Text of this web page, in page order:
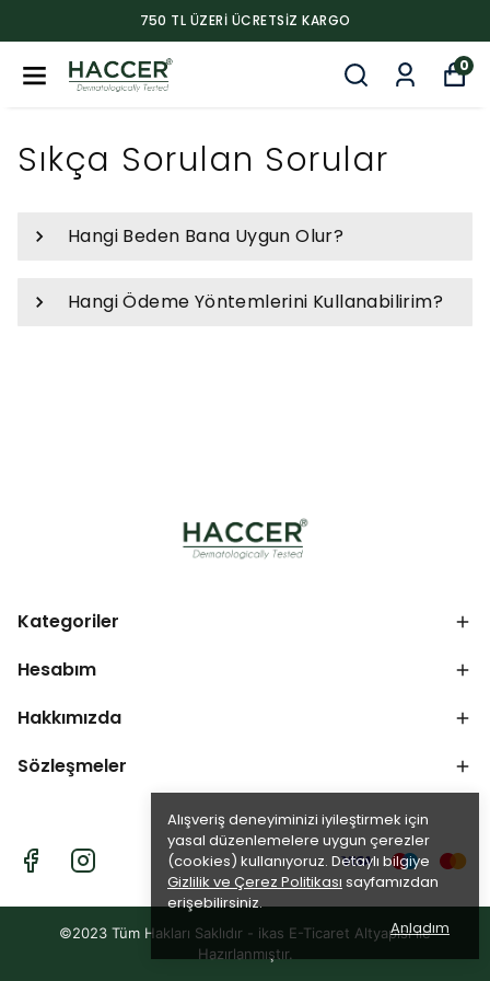
750 TL ÜZERI ÜCRETSIZ KARGO
0
Alışveriş deneyiminizi iyileştirmek için
yasal düzenlemelere uygun çerezler
(cookies) kullanıyoruz. Detaylı bilgiye
Gizlilik ve Çerez Politikası sayfamızdan
erişebilirsiniz.
Anladım
Sıkça Sorulan Sorular
Hangi Beden Bana Uygun Olur?
Hangi Ödeme Yöntemlerini Kullanabilirim?
Kategoriler
Hesabım
Hakkımızda
Sözleşmeler
©2023 Tüm Hakları Saklıdır - ikas E-Ticaret Altyapısı ile
Hazırlanmıştır.